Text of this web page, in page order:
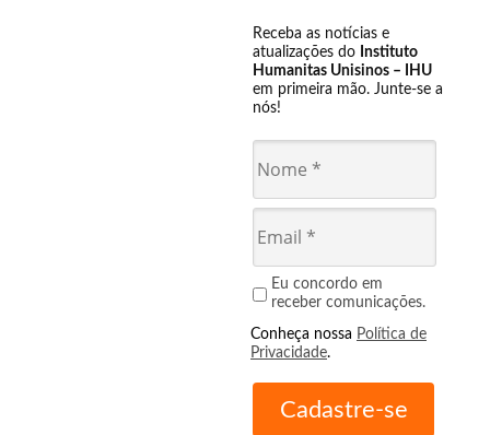
Receba as notícias e
atualizações do Instituto
Humanitas Unisinos – IHU
em primeira mão. Junte-se a
nós!
Eu concordo em
receber comunicações.
Conheça nossa Política de
Privacidade.